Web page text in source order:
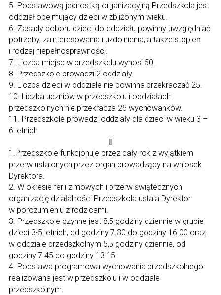
5. Podstawową jednostką organizacyjną Przedszkola jest
oddział obejmujący dzieci w zbliżonym wieku.
6. Zasady doboru dzieci do oddziału powinny uwzględniać
potrzeby, zainteresowania i uzdolnienia, a także stopień
i rodzaj niepełnosprawności.
7. Liczba miejsc w przedszkolu wynosi 50.
8. Przedszkole prowadzi 2 oddziały.
9. Liczba dzieci w oddziale nie powinna przekraczać 25.
10. Liczba uczniów w przedszkolu i oddziałach
przedszkolnych nie przekracza 25 wychowanków.
11. Przedszkole prowadzi oddziały dla dzieci w wieku 3 –
6 letnich
Ⅱ
1.Przedszkole funkcjonuje przez cały rok z wyjątkiem
przerw ustalonych przez organ prowadzący na wniosek
Dyrektora.
2. W okresie ferii zimowych i przerw świątecznych
organizację działalności Przedszkola ustala Dyrektor
w porozumieniu z rodzicami.
3. Przedszkole czynne jest 8,5 godziny dziennie w grupie
dzieci 3-5 letnich, od godziny 7.30 do godziny 16.00 oraz
w oddziale przedszkolnym 5,5 godziny dziennie, od
godziny 7.45 do godziny 13.15.
4. Podstawa programowa wychowania przedszkolnego
realizowana jest w przedszkolu i w oddziale
przedszkolnym.